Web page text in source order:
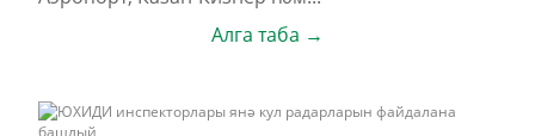
Алга таба →